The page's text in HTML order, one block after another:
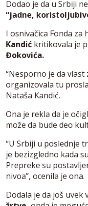
Dodao je da u Srbiji
“jadne,
I osnivačica Fonda
Kandić kritikovala je
Đokovića.
“Nesporno je da vlast
organizovala tu
Nataša Kandić.
Ona je rekla da je
može da bude deo
“U Srbiji u poslednje
je bezizgledno kada
Prepreke su
nivoa”, ocenila je ona.
Dodala je da još uvek